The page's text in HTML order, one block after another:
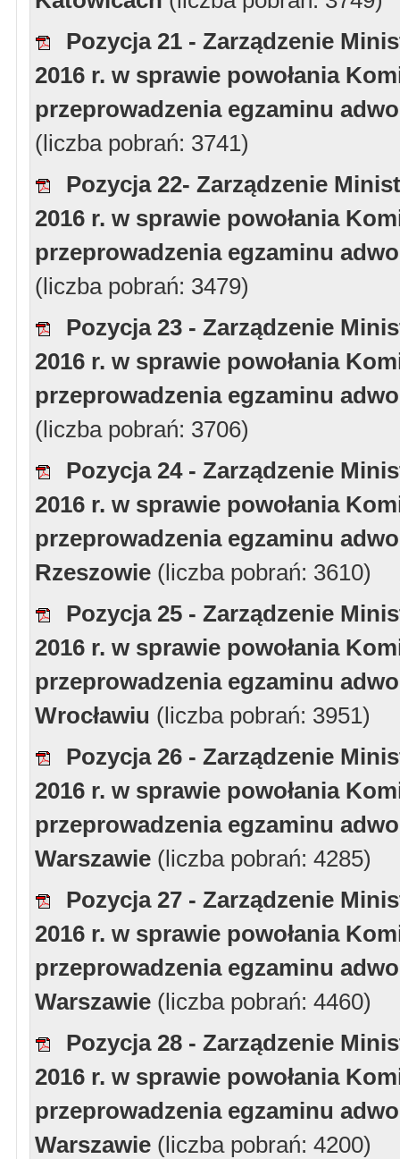
Pozycja 21 - Zarządzenie
2016 r. w sprawie powołania
przeprowadzenia egzaminu
(liczba pobrań: 3741)
Pozycja 22- Zarządzenie
2016 r. w sprawie powołania
przeprowadzenia egzaminu
(liczba pobrań: 3479)
Pozycja 23 - Zarządzenie
2016 r. w sprawie powołania
przeprowadzenia egzaminu
(liczba pobrań: 3706)
Pozycja 24 - Zarządzenie
2016 r. w sprawie powołania
przeprowadzenia egzaminu
Rzeszowie (liczba pobrań: 3610)
Pozycja 25 - Zarządzenie
2016 r. w sprawie powołania
przeprowadzenia egzaminu
Wrocławiu (liczba pobrań: 3951)
Pozycja 26 - Zarządzenie
2016 r. w sprawie powołania
przeprowadzenia egzaminu
Warszawie (liczba pobrań: 4285)
Pozycja 27 - Zarządzenie
2016 r. w sprawie powołania
przeprowadzenia egzaminu
Warszawie (liczba pobrań: 4460)
Pozycja 28 - Zarządzenie
2016 r. w sprawie powołania
przeprowadzenia egzaminu
Warszawie (liczba pobrań: 4200)